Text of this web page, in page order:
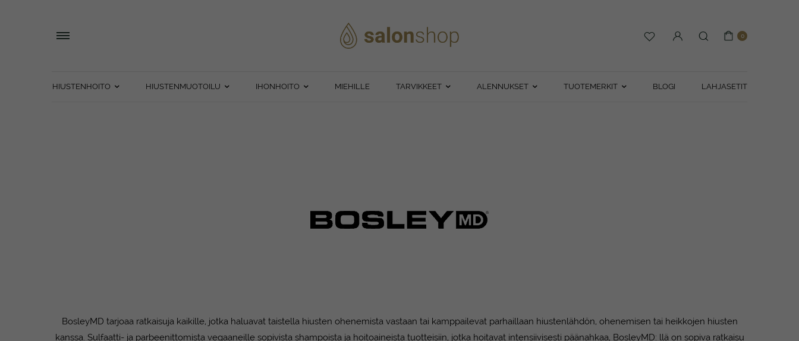
0
HIUSTENHOITO HIUSTENMUOTOILU IHONHOITO MIEHILLE TARVIKKEET ALENNUKSET TUOTEMERKIT BLOGI LAHJASETIT
BosleyMD tarjoaa ratkaisuja kaikille, jotka haluavat taistella hiusten ohenemista vastaan tai kamppailevat parhaillaan hiustenlähdön, ohenemisen tai heikkojen hiusten
kanssa. Sulfaatti- ja parbeenittomista vegaaneille sopivista shampoista ja hoitoaineista tuotteisiin, jotka hoitavat intensiivisesti päänahkaa, BosleyMD: llä on sopiva ratkaisu